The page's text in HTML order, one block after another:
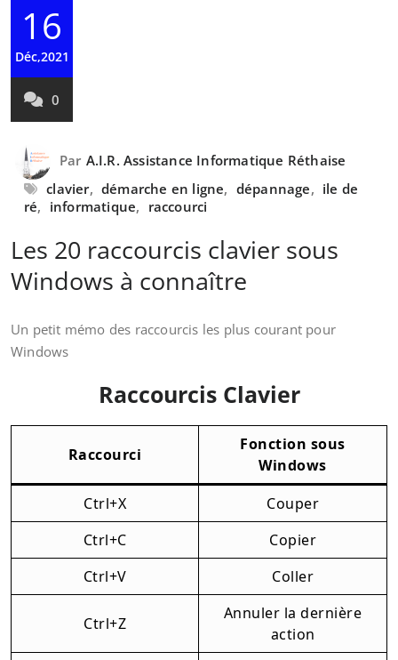
16
Déc,2021
0
Par A.I.R. Assistance Informatique Réthaise
clavier, démarche en ligne, dépannage, ile de
ré, informatique, raccourci
Les 20 raccourcis clavier sous
Windows à connaître
Un petit mémo des raccourcis les plus courant pour
Windows
Raccourcis Clavier
Raccourci
Fonction sous
Windows
Ctrl+X
Couper
Ctrl+C
Copier
Ctrl+V
Coller
Ctrl+Z
Annuler la dernière
action